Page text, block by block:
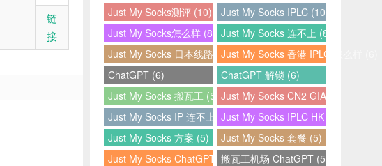
链
接
Just My Socks测评 (10)
Just My Socks IPLC (10)
Just My Socks怎么样 (8) Just My Socks 连不上 (8)
Just My Socks 日本线路 (7)Just My Socks 香港 IPLC 怎么样 (6)
ChatGPT (6)
ChatGPT 解锁 (6)
Just My Socks 搬瓦工 (5) Just My Socks CN2 GIA (5)
Just My Socks IP 连不上 (5)Just My Socks IPLC HK (5)
Just My Socks 方案 (5)
Just My Socks 套餐 (5)
Just My Socks ChatGPT (5)搬瓦工机场 ChatGPT (5)